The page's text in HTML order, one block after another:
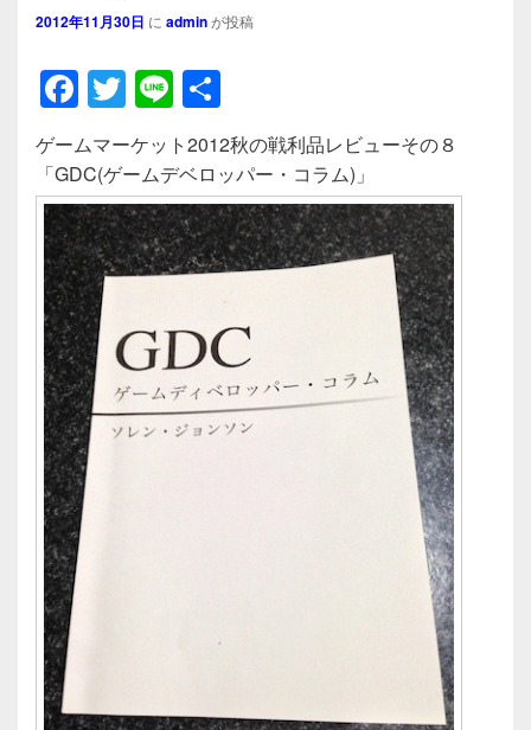
2012年11月30日 に adminが投稿
F
a
c
e
b
o
o
k
T
wi
tt
er
Li
n
e
有
ゲームマーケット2012秋の戦利品レビューその８
「GDC(ゲームデベロッパー・コラム)」